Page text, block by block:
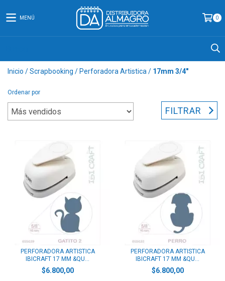
MENÚ 0
Inicio /Scrapbooking / Perforadora Artistica / 17mm 3/4"
Ordenar por
FILTRAR
PERFORADORA ARTISTICA
IBICRAFT 17 MM &QU...
$6.800,00
PERFORADORA ARTISTICA
IBICRAFT 17 MM &QU...
$6.800,00